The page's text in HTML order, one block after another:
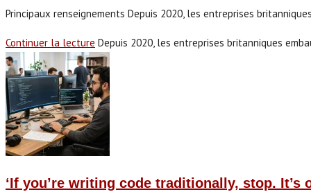
Principaux renseignements Depuis 2020, les entreprises
Continuer la lecture Depuis 2020, les entreprises britanniques
‘If you’re writing code traditionally, stop.